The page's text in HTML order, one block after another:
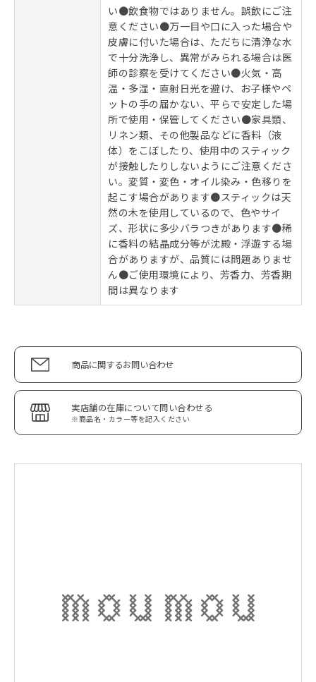
い●飲食物ではありません。誤飲にご注
意ください●万一目や口に入った場合や
皮膚に付いた場合は、ただちに清浄な水
で十分洗浄し、異常がみられる場合は医
師の診察を受けてください●火気・高
温・多湿・直射日光を避け、お子様やペ
ットの手の届かない、平らで安定した場
所で使用・保管してください●家具類、
リネン類、その他製品などに香料（液
体）をこぼしたり、使用中のスティック
が接触したりしないようにご注意くださ
い。変質・変色・オイル染み・色移りを
起こす場合があります●スティックは天
然の木を使用しているので、色やサイ
ズ、形状に多少バラつきがあります●稀
に香料の結晶成分等が沈殿・浮遊する場
合がありますが、品質には問題ありませ
ん●ご使用環境により、芳香力、芳香期
間は異なります
商品に関するお問い合わせ
実店舗の在庫について問い合わせる
※商品名・カラー等を記入ください